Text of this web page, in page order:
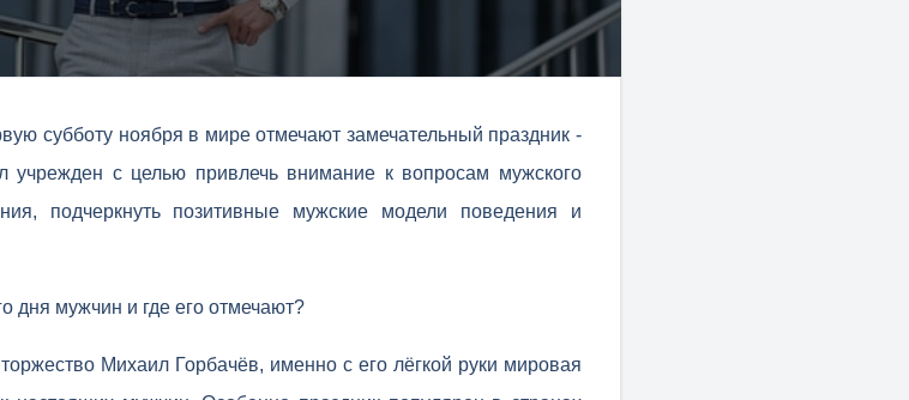
субботу ноября в мире отмечают замечательный праздник -
с целью привлечь внимание к вопросам мужского
подчеркнуть позитивные мужские модели поведения и
дня мужчин и где его отмечают?
Михаил Горбачёв, именно с его лёгкой руки мировая